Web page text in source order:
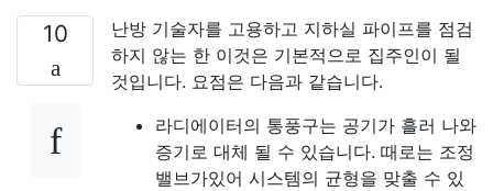
10
난방 기술자를 고용하고 지하실 파이프를 점검
하지 않는 한 이것은 기본적으로 집주인이 될
것입니다. 요점은 다음과 같습니다.
라디에이터의 통풍구는 공기가 흘러 나와
증기로 대체 될 수 있습니다. 때로는 조정
밸브가있어 시스템의 균형을 맞출 수 있